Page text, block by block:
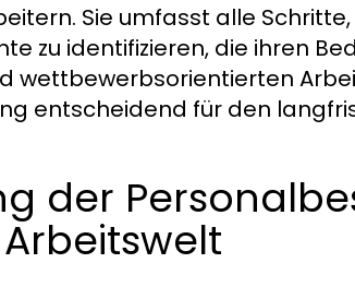
Sie umfasst alle
zu identifizieren, die ihren
wettbewerbsorientierten
entscheidend für den
der